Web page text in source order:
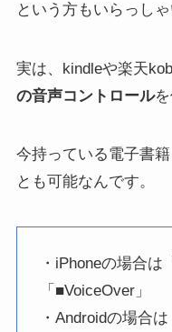
という方もいらっしゃ
実は、kindleや楽天
の音声コントロールを
今持っている電子書
とも可能なんです。
・iPhoneの場合
「■VoiceOver」
・Androidの場合